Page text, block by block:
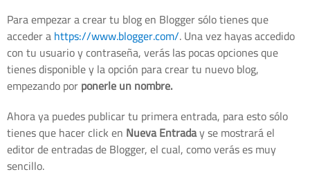
Para empezar a crear tu blog en Blogger sólo tienes que
acceder ahttps://www.blogger.com/. Una vez hayas accedido
con tu usuario y contraseña, verás las pocas opciones que
tienes disponible y la opción para crear tu nuevo blog,
empezando porponerle un nombre.
Ahora ya puedes publicar tu primera entrada, para esto sólo
tienes que hacer click en Nueva Entraday se mostrará el
editor de entradas de Blogger, el cual, como verás es muy
sencillo.